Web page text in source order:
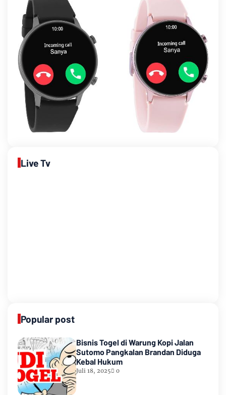
Live Tv
Popular post
Bisnis Togel di Warung Kopi Jalan
Sutomo Pangkalan Brandan Diduga
Kebal Hukum
Juli 18, 2025 0